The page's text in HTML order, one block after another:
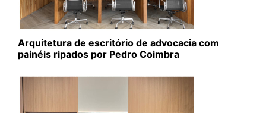
Arquitetura de escritório de advocacia com
painéis ripados por Pedro Coimbra